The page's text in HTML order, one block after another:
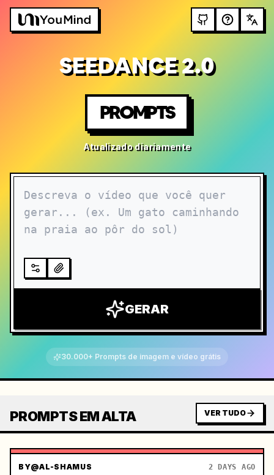
SEEDANCE 2.0
PROMPTS
Atualizado diariamente
GERAR
30.000+ Prompts de imagem e vídeo grátis
PROMPTS EM ALTA VER TUDO
BY@AL-SHAMUS 2 DAYS AGO